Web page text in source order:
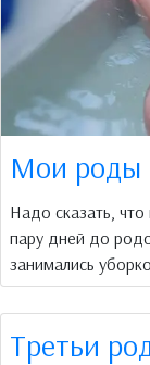
Мои роды
Надо сказать, что
пару дней до
занимались
Третьи